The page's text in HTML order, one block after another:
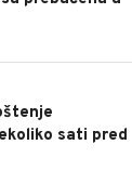
sati pred